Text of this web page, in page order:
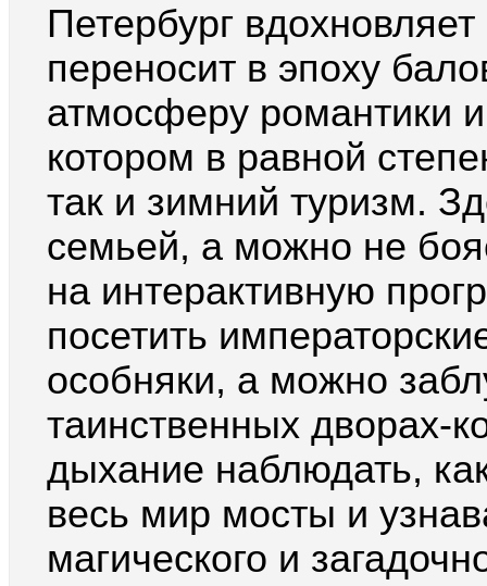
Петербург
переносит в эпоху
атмосферу романтики
котором в равной
так и зимний туризм.
семьей, а можно не
на интерактивную
посетить
особняки, а можно
таинственных дворах-
дыхание наблюдать,
весь мир мосты и
магического и